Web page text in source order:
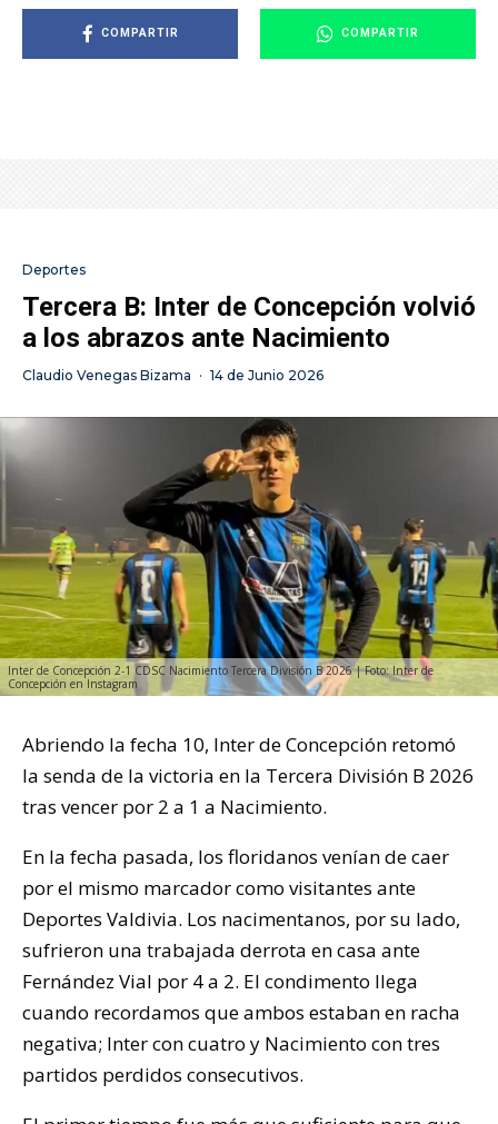
COMPARTIR COMPARTIR
Deportes
Tercera B: Inter de Concepción volvió
a los abrazos ante Nacimiento
Claudio Venegas Bizama · 14 de Junio 2026
Inter de Concepción 2-1 CDSC Nacimiento Tercera División B 2026 | Foto: Inter de
Concepción en Instagram
Abriendo la fecha 10, Inter de Concepción retomó
la senda de la victoria en la Tercera División B 2026
tras vencer por 2 a 1 a Nacimiento.
En la fecha pasada, los floridanos venían de caer
por el mismo marcador como visitantes ante
Deportes Valdivia. Los nacimentanos, por su lado,
sufrieron una trabajada derrota en casa ante
Fernández Vial por 4 a 2. El condimento llega
cuando recordamos que ambos estaban en racha
negativa; Inter con cuatro y Nacimiento con tres
partidos perdidos consecutivos.